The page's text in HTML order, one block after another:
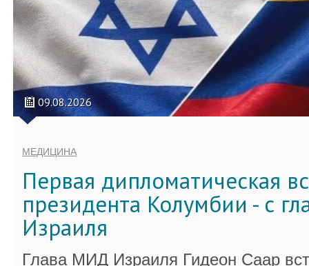
09.08.2026
МЕДИЦИНА
Первая дипломатическая
президента Колумбии - с
Израиля
Глава МИД Израиля Гидеон Саар